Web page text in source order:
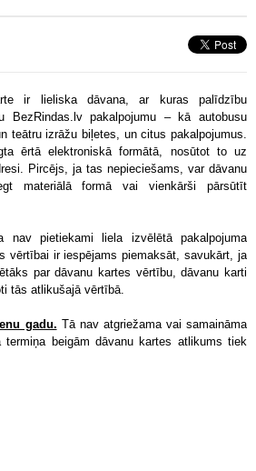
ir lieliska dāvana, ar kuras palīdzību
BezRindas.lv pakalpojumu – kā autobusu
teātru izrāžu biļetes, un citus pakalpojumus.
ērtā elektroniskā formātā, nosūtot to uz
Pircējs, ja tas nepieciešams, var dāvanu
materiālā formā vai vienkārši pārsūtīt
nav pietiekami liela izvēlētā pakalpojuma
vērtībai ir iespējams piemaksāt, savukārt, ja
par dāvanu kartes vērtību, dāvanu karti
tās atlikušajā vērtībā.
gadu. Tā nav atgriežama vai samaināma
termiņa beigām dāvanu kartes atlikums tiek